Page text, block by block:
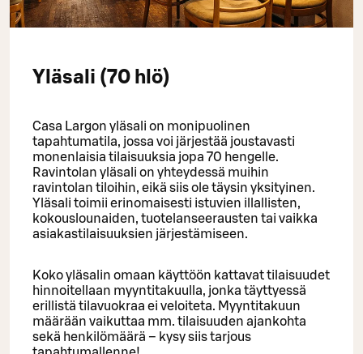
Yläsali (70 hlö)
Casa Largon yläsali on monipuolinen
tapahtumatila, jossa voi järjestää joustavasti
monenlaisia tilaisuuksia jopa 70 hengelle.
Ravintolan yläsali on yhteydessä muihin
ravintolan tiloihin, eikä siis ole täysin yksityinen.
Yläsali toimii erinomaisesti istuvien illallisten,
kokouslounaiden, tuotelanseerausten tai vaikka
asiakastilaisuuksien järjestämiseen.
Koko yläsalin omaan käyttöön kattavat tilaisuudet
hinnoitellaan myyntitakuulla, jonka täyttyessä
erillistä tilavuokraa ei veloiteta. Myyntitakuun
määrään vaikuttaa mm. tilaisuuden ajankohta
sekä henkilömäärä – kysy siis tarjous